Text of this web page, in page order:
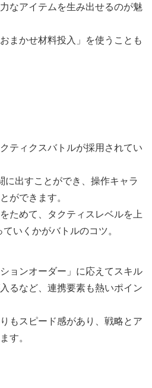
なアイテムを生み出せるのが魅
まかせ材料投入」を使うことも
ティクスバトルが採用されてい
に出すことができ、操作キャラ
ができます。
ためて、タクティスレベルを上
いくかがバトルのコツ。
ョンオーダー」に応えてスキル
るなど、連携要素も熱いポイン
もスピード感があり、戦略とア
す。